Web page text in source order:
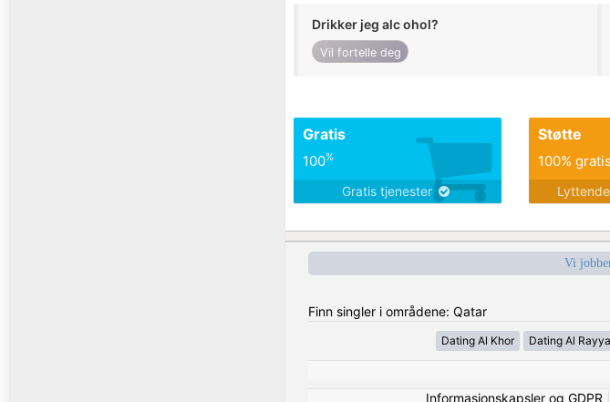
Drikker jeg alc ohol?
Vil fortelle deg
Gratis
100%
Gratis tjenester
Støtte
100% gratis
Vi
Finn singler i områdene: Qatar
Dating Al Khor Dating Al
Informasjonskapsler og GDPR